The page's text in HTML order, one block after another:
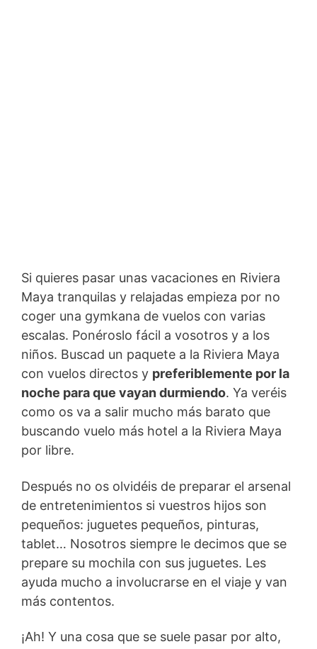
Si quieres pasar unas vacaciones en Riviera
Maya tranquilas y relajadas empieza por no
coger una gymkana de vuelos con varias
escalas. Ponéroslo fácil a vosotros y a los
niños. Buscad un paquete a la Riviera Maya
con vuelos directos y preferiblemente por la
noche para que vayan durmiendo. Ya veréis
como os va a salir mucho más barato que
buscando vuelo más hotel a la Riviera Maya
por libre.
Después no os olvidéis de preparar el arsenal
de entretenimientos si vuestros hijos son
pequeños: juguetes pequeños, pinturas,
tablet… Nosotros siempre le decimos que se
prepare su mochila con sus juguetes. Les
ayuda mucho a involucrarse en el viaje y van
más contentos.
¡Ah! Y una cosa que se suele pasar por alto,